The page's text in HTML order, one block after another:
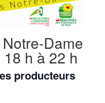
Dame
h à 22 h
producteurs